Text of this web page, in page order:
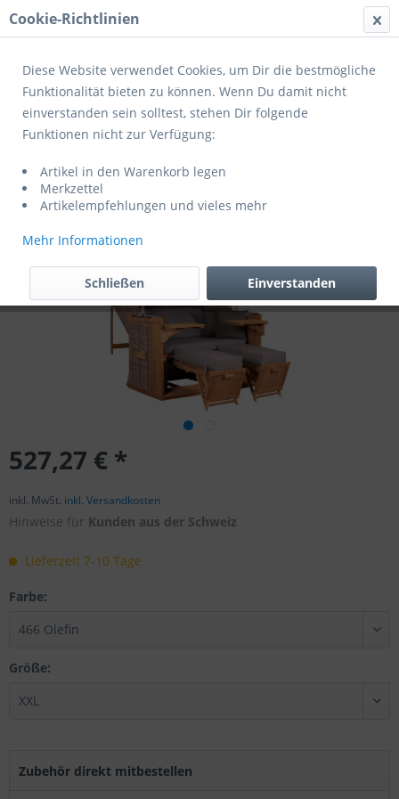
Menü
Übersicht Strandkörbe
Strandkorb Friesland Sylt
527,27 € *
inkl. MwSt. inkl. Versandkosten
Hinweise für Kunden aus der Schweiz
Lieferzeit 7-10 Tage
Farbe:
Größe:
Zubehör direkt mitbestellen
Cookie-Richtlinien
Diese Website verwendet Cookies, um Dir die bestmögliche
Funktionalität bieten zu können. Wenn Du damit nicht
einverstanden sein solltest, stehen Dir folgende
Funktionen nicht zur Verfügung:
Artikel in den Warenkorb legen
Merkzettel
Artikelempfehlungen und vieles mehr
Mehr Informationen
Einverstanden
Schließen